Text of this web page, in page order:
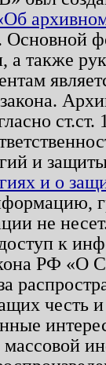
Основной
а также
и
и о
не
к
РФ «О
честь
массовой